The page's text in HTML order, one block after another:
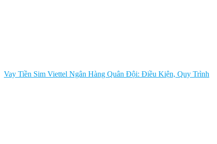
Vay Tiền Sim Viettel Ngân Hàng Quân Đội: Điều Kiện, Quy Trình